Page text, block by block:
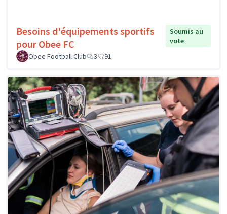
Besoins d'équipements sportifs
pour Obee FC
Soumis au
vote
Obee Football Club
3 91